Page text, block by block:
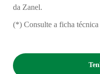
da Zanel.
(*) Consulte a ficha